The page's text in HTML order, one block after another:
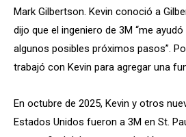
Mark Gilbertson. Kevin conoció a
dijo que el ingeniero de 3M “me
algunos posibles próximos pasos”.
trabajó con Kevin para agregar una
En octubre de 2025, Kevin y otros
Estados Unidos fueron a 3M en St.